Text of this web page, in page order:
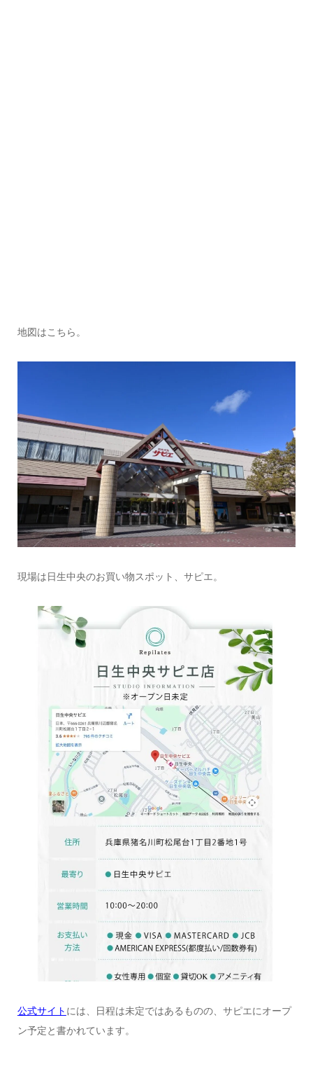
地図はこちら。
現場は日生中央のお買い物スポット、サピエ。
公式サイト には、日程は未定ではあるものの、サピエにオープ
ン予定と書かれています。